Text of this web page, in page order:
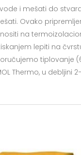
vode i mešati do
Ovako
na
lepiti na
tiplovanje
Thermo, u debljini